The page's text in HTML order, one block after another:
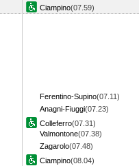
Ciampino(07.59)
Ferentino-Supino(07.11)
Anagni-Fiuggi(07.23)
Colleferro(07.31)
Valmontone(07.38)
Zagarolo(07.48)
Ciampino(08.04)